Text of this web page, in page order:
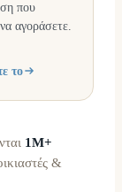
που
αγοράσετε.
το
1M+
&